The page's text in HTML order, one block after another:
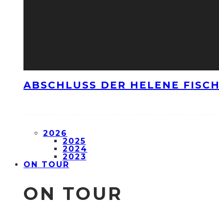
ABSCHLUSS DER HELENE
2026
2025
2024
2023
ON TOUR
ON TOUR